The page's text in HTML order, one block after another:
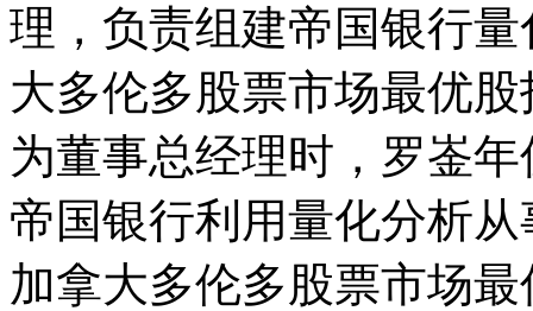
理，负责组建帝国银行
大多伦多股票市场最优
为董事总经理时，罗崟
帝国银行利用量化分析
加拿大多伦多股票市场